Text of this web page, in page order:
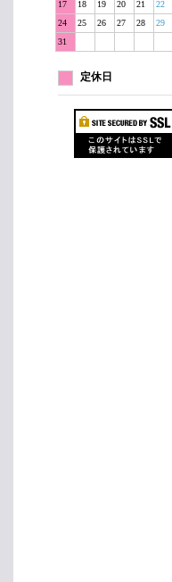
17 18 19 20 21 22
24
25 26 27 28 29
31
定休日